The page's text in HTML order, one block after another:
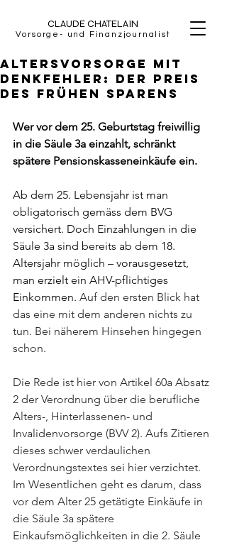
CLAUDE CHATELAIN
Vorsorge- und Finanzjournalist
Altersvorsorge mit
Denkfehler: Der Preis
des frühen Sparens
Wer vor dem 25. Geburtstag freiwillig
in die Säule 3a einzahlt, schränkt
spätere Pensionskasseneinkäufe ein.
Ab dem 25. Lebensjahr ist man
obligatorisch gemäss dem BVG
versichert. Doch Einzahlungen in die
Säule 3a sind bereits ab dem 18.
Altersjahr möglich – vorausgesetzt,
man erzielt ein AHV-pflichtiges
Einkommen. Auf den ersten Blick hat
das eine mit dem anderen nichts zu
tun. Bei näherem Hinsehen hingegen
schon.
Die Rede ist hier von Artikel 60a Absatz
2 der Verordnung über die berufliche
Alters-, Hinterlassenen- und
Invalidenvorsorge (BVV 2). Aufs Zitieren
dieses schwer verdaulichen
Verordnungstextes sei hier verzichtet.
Im Wesentlichen geht es darum, dass
vor dem Alter 25 getätigte Einkäufe in
die Säule 3a spätere
Einkaufsmöglichkeiten in die 2. Säule